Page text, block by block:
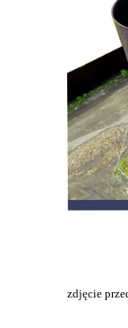
zdjęcie